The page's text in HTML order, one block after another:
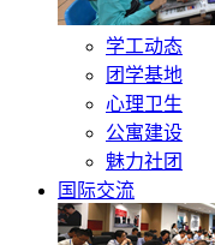
学工动态
团学基地
心理卫生
公寓建设
魅力社团
国际交流